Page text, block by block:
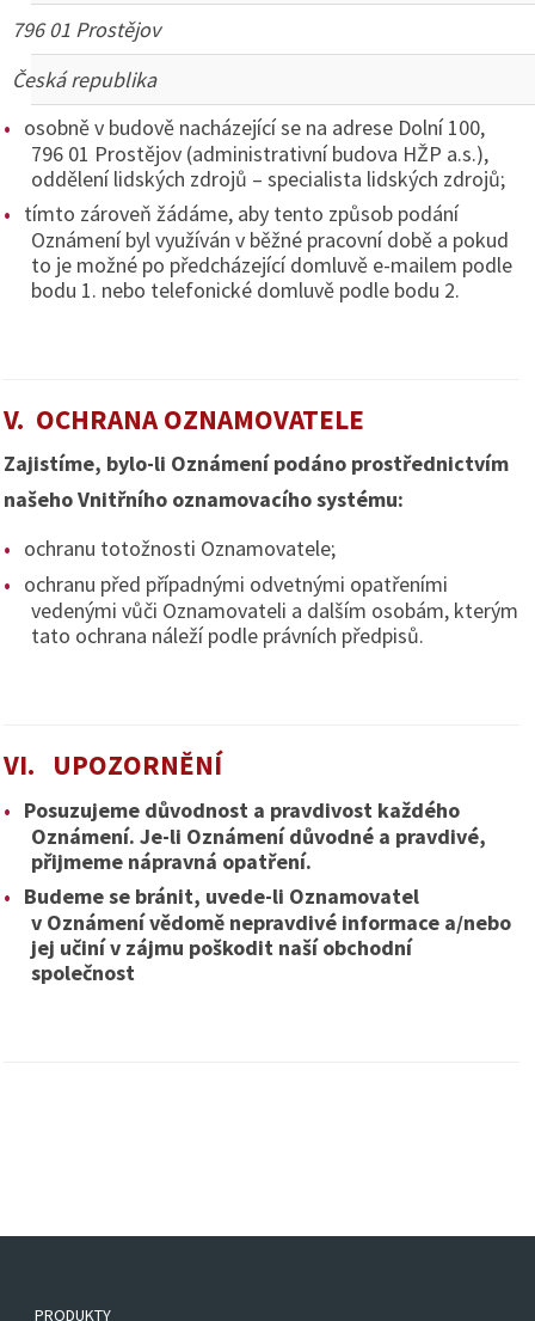
796 01 Prostějov
Česká republika
osobně v budově nacházející se na adrese Dolní 100,
796 01 Prostějov (administrativní budova HŽP a.s.),
oddělení lidských zdrojů – specialista lidských zdrojů;
tímto zároveň žádáme, aby tento způsob podání
Oznámení byl využíván v běžné pracovní době a pokud
to je možné po předcházející domluvě e-mailem podle
bodu 1. nebo telefonické domluvě podle bodu 2.
V. OCHRANA OZNAMOVATELE
Zajistíme, bylo-li Oznámení podáno prostřednictvím
našeho Vnitřního oznamovacího systému:
ochranu totožnosti Oznamovatele;
ochranu před případnými odvetnými opatřeními
vedenými vůči Oznamovateli a dalším osobám, kterým
tato ochrana náleží podle právních předpisů.
VI. UPOZORNĚNÍ
Posuzujeme důvodnost a pravdivost každého
Oznámení. Je-li Oznámení důvodné a pravdivé,
přijmeme nápravná opatření.
Budeme se bránit, uvede-li Oznamovatel
v Oznámení vědomě nepravdivé informace a/nebo
jej učiní v zájmu poškodit naší obchodní
společnost
PRODUKTY